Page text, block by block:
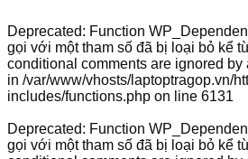
Deprecated: Function
gọi với một tham số đã bị loại bỏ kể
conditional comments are ignored by
in /var/www/vhosts/laptoptragop.vn/
includes/functions.php on line 6131
Deprecated: Function
gọi với một tham số đã bị loại bỏ kể